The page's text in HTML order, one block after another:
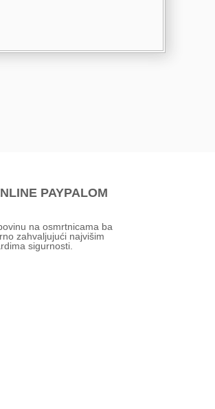
PAYPALOM
na osmrtnicama ba
zahvaljujući najvišim
sigurnosti.